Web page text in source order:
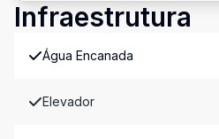
Infraestrutura
Água Encanada
Elevador